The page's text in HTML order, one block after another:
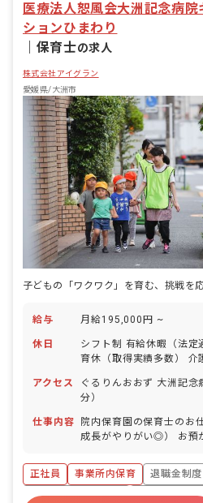
医療法人恕風会大洲記念病院
ションひまわり
保育士の求人
株式会社アイグラン
愛媛県/大洲市
給与 月給195,000円 ~
休日
シフト制 有給休暇（法定
育休（取得実績多数） 介
日以上の休日を付与）
アクセス
ぐるりんおおず 大洲記念
分）
仕事内容
院内保育園の保育士のお
成長がやりがい◎） お預
食事・睡眠・排泄・清潔
・集団生活を通じた社会
の計画・実行、お知らせの
正社員 事業所内保育
退職金制度
ボーナス・賞与あり
社会保険完備